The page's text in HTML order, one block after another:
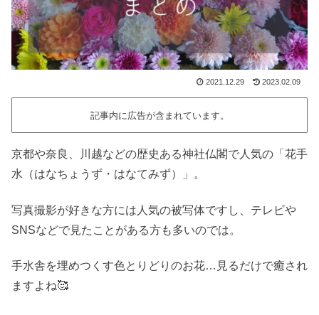
2021.12.29 2023.02.09
記事内に広告が含まれています。
京都や奈良、川越などの歴史ある神社仏閣で人気の「花手
水（はなちょうず・はなてみず）」。
写真撮影が好きな方には人気の被写体ですし、テレビや
SNSなどで見たことがある方も多いのでは。
手水舎を埋めつくす色とりどりのお花…見るだけで癒され
ますよね🥰